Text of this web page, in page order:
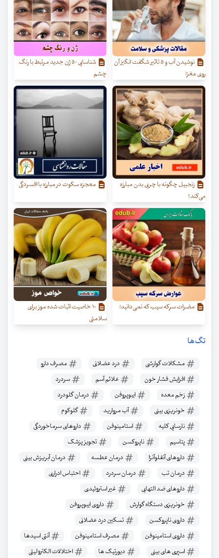
نوشیدن آب و ۵ تاثیر شگفت انگیز آن
روی مغز!
شناسایی ۵۰ ژن جدید مرتبط با رنگ
چشم
زنجبیل چگونه با چربی بدن مبارزه
می‌کند؟
معجزه سکوت در مبارزه با افسردگی
مضرات سرکه سیب که نمی‌دانید!
۱۰ خاصیت اثبات شده موز برای
سلامتی
تگ‌ها
مشکلات گوارشی درد عضلانی
مصرف دارو
افزایش فشار خون
علائم آسم
سردرد
زخم معده
ایبوپروفن
درمان گلودرد
خونریزی بینی
آب مروارید
گلوکوم
نارسایی کلیه
استامینوفن
داروهای سرماخوردگی
پتاسیم
ناپروکسن
تجویز پزشک
داروهای آنفلوآنزا
درمان عطسه
درمان آبریزش بینی
درمان تب
درمان سردرد
احتباس ادراری
داروهای ضد التهابی
غیر استروئیدی
خونریزی دستگاه گوارش
داروی ایبوپروفن
داروی ناپروکسن
تسکین درد عضلانی
داروی استامینوفن
مصرف استامینوفن
آنتی اسیدها
اسپری های بینی
دیورتیک ها
اختلالات الکترولیتی